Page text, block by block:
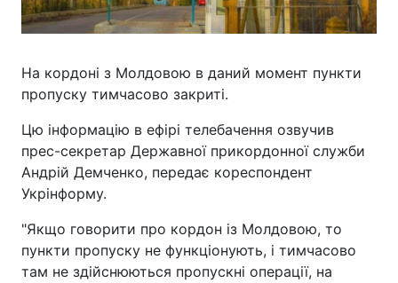
На кордоні з Молдовою в даний момент пункти
пропуску тимчасово закриті.
Цю інформацію в ефірі телебачення озвучив
прес-секретар Державної прикордонної служби
Андрій Демченко, передає кореспондент
Укрінформу.
"Якщо говорити про кордон із Молдовою, то
пункти пропуску не функціонують, і тимчасово
там не здійснюються пропускні операції, на